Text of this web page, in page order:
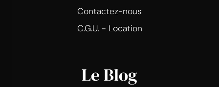
Contactez-nous
C.G.U. - Location
Le Blog